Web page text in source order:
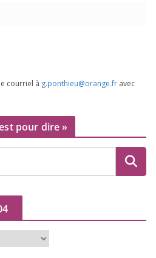
cour­riel à g.​ponthieu@​orange.​fr avec
pour dire »